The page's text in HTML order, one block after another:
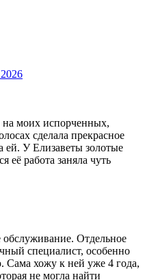
2026
на моих испорченных,
сделала прекрасное
ей. У Елизаветы золотые
её работа заняла чуть
Отдельное
специалист, особенно
хожу к ней уже 4 года,
не могла найти